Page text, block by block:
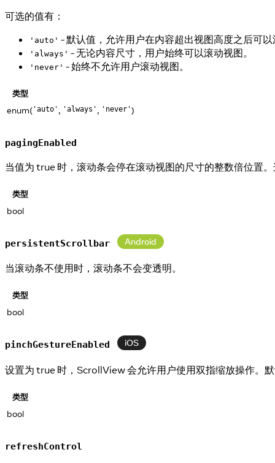
可选的值有：
'auto' - 默认值，允许用户在内容超出视图高度之后可
'always' - 无论内容尺寸，用户始终可以滚动视图。
'never' - 始终不允许用户滚动视图。
类型
enum( 'auto' , 'always' , 'never')
pagingEnabled
当值为 true 时，滚动条会停在滚动视图的尺寸的整数倍位置
类型
bool
persistentScrollbar Android
当滚动条不使用时，滚动条不会变透明。
类型
bool
pinchGestureEnabled iOS
设置为 true 时，ScrollView 会允许用户使用双指缩放操作。
类型
bool
refreshControl